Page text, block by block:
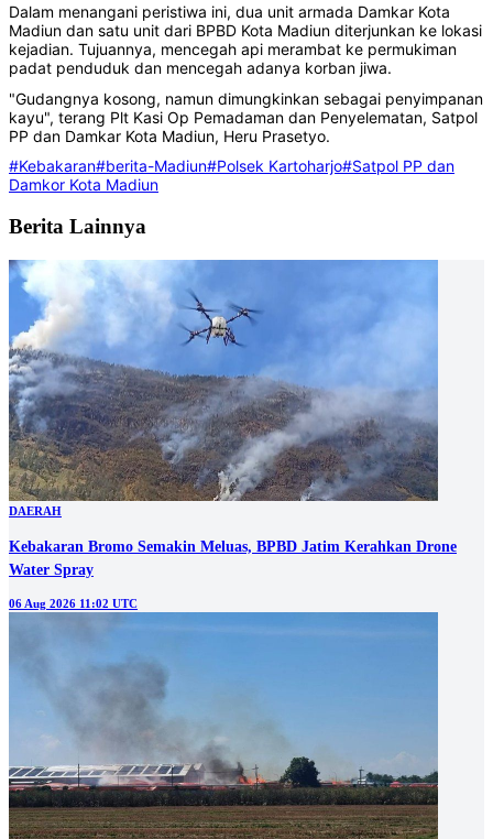
Dalam menangani peristiwa ini, dua unit armada Damkar Kota
Madiun dan satu unit dari BPBD Kota Madiun diterjunkan ke lokasi
kejadian. Tujuannya, mencegah api merambat ke permukiman
padat penduduk dan mencegah adanya korban jiwa.
"Gudangnya kosong, namun dimungkinkan sebagai penyimpanan
kayu", terang Plt Kasi Op Pemadaman dan Penyelematan, Satpol
PP dan Damkar Kota Madiun, Heru Prasetyo.
#Kebakaran#berita-Madiun#Polsek Kartoharjo#Satpol PP dan
Damkor Kota Madiun
Berita Lainnya
DAERAH
Kebakaran Bromo Semakin Meluas, BPBD Jatim Kerahkan Drone
Water Spray
06 Aug 2026 11:02 UTC